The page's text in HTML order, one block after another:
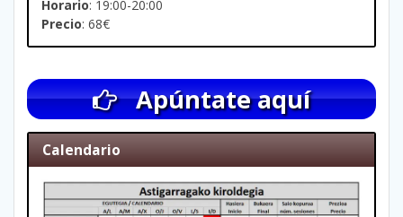
Horario: 19:00-20:00
Precio: 68€
Apúntate aquí
Calendario